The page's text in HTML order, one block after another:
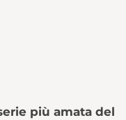
più amata del